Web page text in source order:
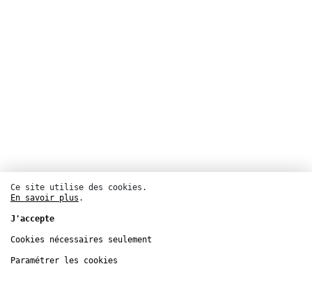
Danse
Musée du Louvre
Ce site utilise des cookies.
En savoir plus .
J'accepte
Cookies nécessaires seulement
Paramétrer les cookies